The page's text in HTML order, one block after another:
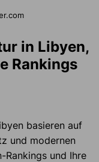
in Libyen,
Rankings
basieren auf
und modernen
Rankings und Ihre